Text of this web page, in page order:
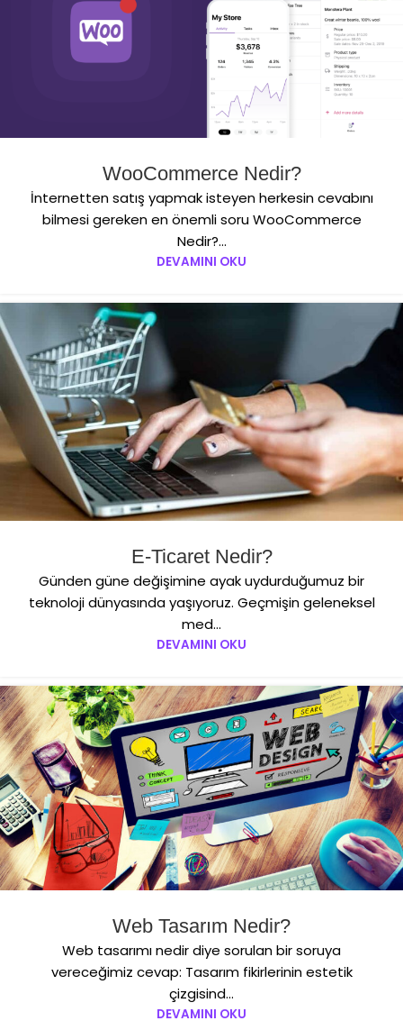
WooCommerce Nedir?
İnternetten satış yapmak isteyen herkesin cevabını
bilmesi gereken en önemli soru WooCommerce
Nedir?...
DEVAMINI OKU
E-Ticaret Nedir?
Günden güne değişimine ayak uydurduğumuz bir
teknoloji dünyasında yaşıyoruz. Geçmişin geleneksel
med...
DEVAMINI OKU
Web Tasarım Nedir?
Web tasarımı nedir diye sorulan bir soruya
vereceğimiz cevap: Tasarım fikirlerinin estetik
çizgisind...
DEVAMINI OKU